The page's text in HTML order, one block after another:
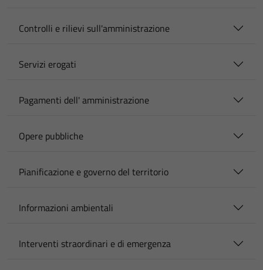
Controlli e rilievi sull'amministrazione
Servizi erogati
Pagamenti dell' amministrazione
Opere pubbliche
Pianificazione e governo del territorio
Informazioni ambientali
Interventi straordinari e di emergenza